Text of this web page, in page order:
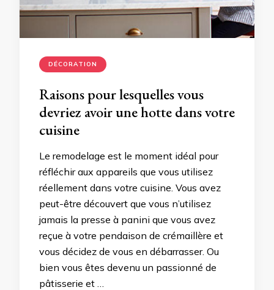
DÉCORATION
Raisons pour lesquelles vous
devriez avoir une hotte dans votre
cuisine
Le remodelage est le moment idéal pour
réfléchir aux appareils que vous utilisez
réellement dans votre cuisine. Vous avez
peut-être découvert que vous n’utilisez
jamais la presse à panini que vous avez
reçue à votre pendaison de crémaillère et
vous décidez de vous en débarrasser. Ou
bien vous êtes devenu un passionné de
pâtisserie et …